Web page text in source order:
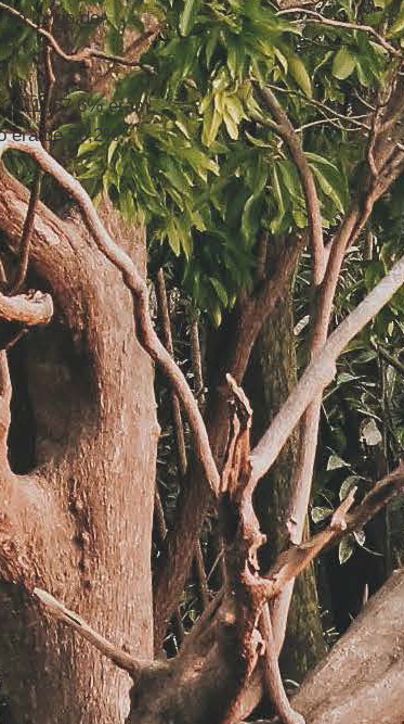
longo do
57,6% eram
era de 56,2%.